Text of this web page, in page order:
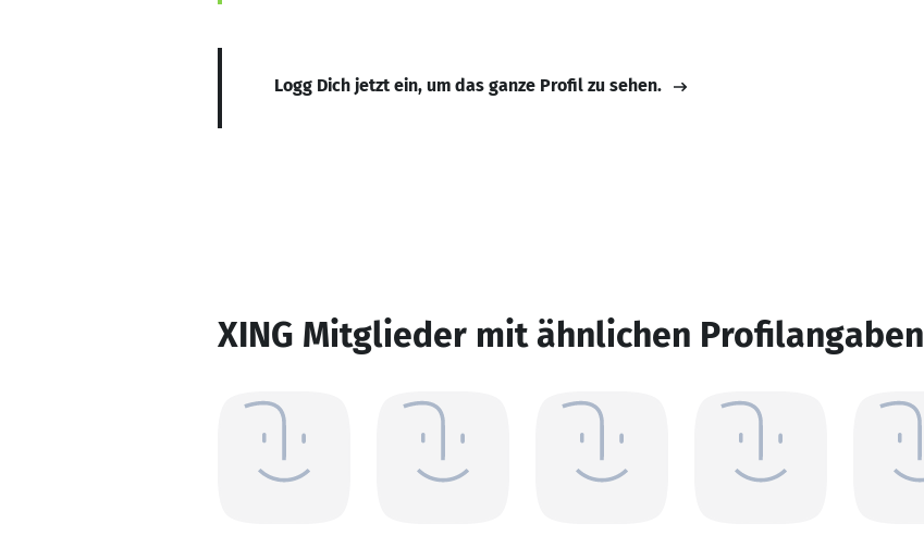
Logg Dich jetzt ein, um das ganze Profil zu sehen.
XING Mitglieder mit ähnlichen Profilangaben